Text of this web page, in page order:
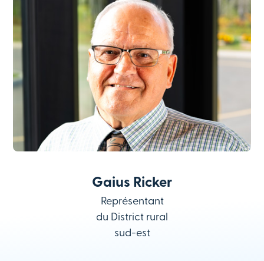
Gaius Ricker
Représentant
du District rural
sud-est